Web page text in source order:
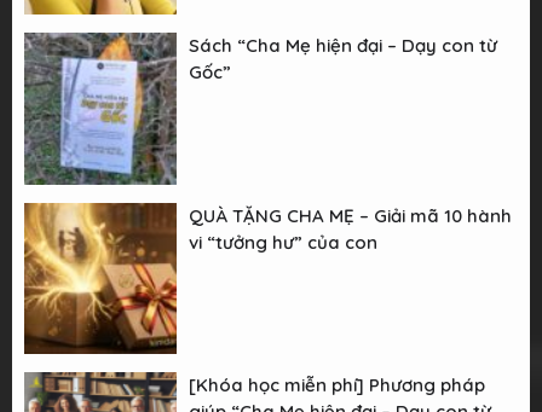
Sách “Cha Mẹ hiện đại – Dạy con từ
Gốc”
QUÀ TẶNG CHA MẸ – Giải mã 10 hành
vi “tưởng hư” của con
[Khóa học miễn phí] Phương pháp